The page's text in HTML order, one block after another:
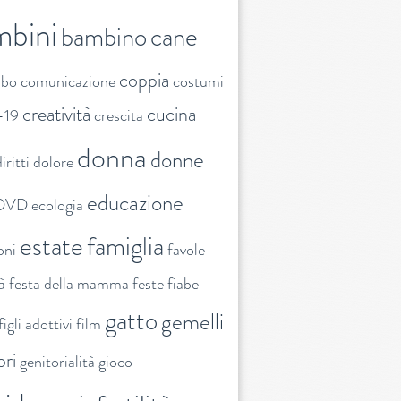
bambinocane
comunicazionecoppia costumi
creatività crescita cucina
doloredonnadonne
ecologia educazione
estatefamiglia favole
festa della mamma festefiabe
adottivi film gattogemelli
genitorialità gioco